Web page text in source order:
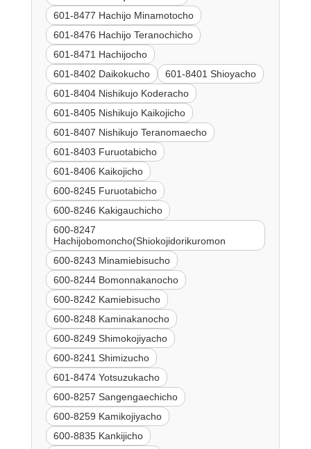
601-8477 Hachijo Minamotocho
601-8476 Hachijo Teranochicho
601-8471 Hachijocho
601-8402 Daikokucho
601-8401 Shioyacho
601-8404 Nishikujo Koderacho
601-8405 Nishikujo Kaikojicho
601-8407 Nishikujo Teranomaecho
601-8403 Furuotabicho
601-8406 Kaikojicho
600-8245 Furuotabicho
600-8246 Kakigauchicho
600-8247
Hachijobomoncho(Shiokojidorikuromon
600-8243 Minamiebisucho
600-8244 Bomonnakanocho
600-8242 Kamiebisucho
600-8248 Kaminakanocho
600-8249 Shimokojiyacho
600-8241 Shimizucho
601-8474 Yotsuzukacho
600-8257 Sangengaechicho
600-8259 Kamikojiyacho
600-8835 Kankijicho